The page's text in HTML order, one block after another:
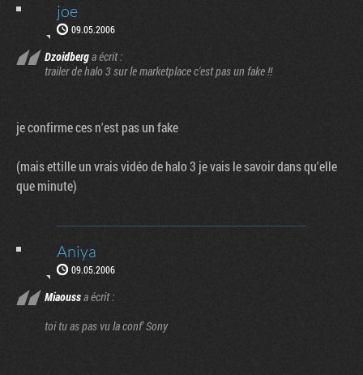
joe
09.05.2006
Dzoidberga écrit :
trailer de halo 3 sur le marketplace c'est pas un fake !!
je confirme ces n'est pas un fake
(mais ettille un vrais vidéo de halo 3 je vais le savoir dans qu'elle
que minute)
Aniya
09.05.2006
Miaoussa écrit :
toi tu as pas vu la conf' Sony